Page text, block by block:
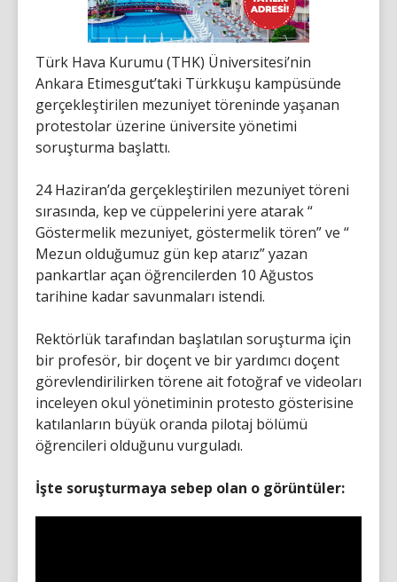
Türk Hava Kurumu (THK) Üniversitesi’nin
Ankara Etimesgut’taki Türkkuşu kampüsünde
gerçekleştirilen mezuniyet töreninde yaşanan
protestolar üzerine üniversite yönetimi
soruşturma başlattı.
24 Haziran’da gerçekleştirilen mezuniyet töreni
sırasında, kep ve cüppelerini yere atarak “
Göstermelik mezuniyet, göstermelik tören” ve “
Mezun olduğumuz gün kep atarız” yazan
pankartlar açan öğrencilerden 10 Ağustos
tarihine kadar savunmaları istendi.
Rektörlük tarafından başlatılan soruşturma için
bir profesör, bir doçent ve bir yardımcı doçent
görevlendirilirken törene ait fotoğraf ve videoları
inceleyen okul yönetiminin protesto gösterisine
katılanların büyük oranda pilotaj bölümü
öğrencileri olduğunu vurguladı.
İşte soruşturmaya sebep olan o görüntüler: